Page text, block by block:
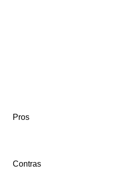
Pros
Contras